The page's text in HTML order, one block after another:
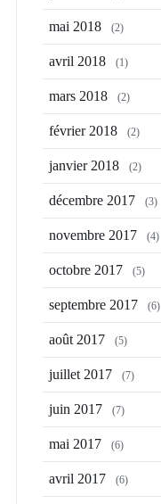
mai 2018 (2)
avril 2018 (1)
mars 2018 (2)
février 2018 (2)
janvier 2018 (2)
décembre 2017 (3)
novembre 2017 (4)
octobre 2017 (5)
septembre 2017 (6)
août 2017 (5)
juillet 2017 (7)
juin 2017 (7)
mai 2017 (6)
avril 2017 (6)